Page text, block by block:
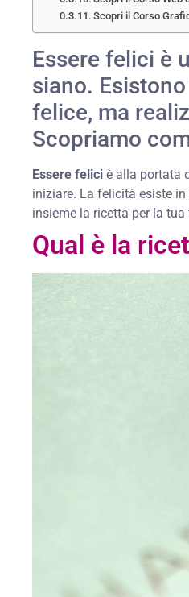
Scopri il Corso
Essere felici è
siano.
felice, ma
Scopriamo
Essere felici è alla portata
iniziare. La felicità esiste
insieme la ricetta per la
Qual è la